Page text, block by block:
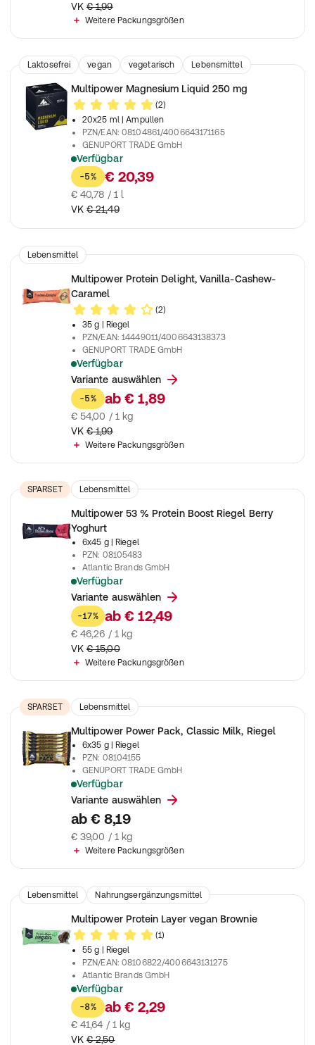
VK € 1,99
Weitere Packungsgrößen
Laktosefrei vegan vegetarisch
Lebensmittel
Nahrungsergänzungsmittel
Multipower Magnesium Liquid 250 mg
(2)
20x25 ml
| Ampullen
PZN/EAN:08104861/4006643171165
GENUPORT TRADE GmbH
Verfügbar
Mit einem hohen Gehalt an Magnesium Citrat
-5% € 20,39
€ 40,78 / 1 l
VK € 21,49
Lebensmittel
Multipower Protein Delight, Vanilla-Cashew-
Caramel
(2)
35 g
| Riegel
PZN/EAN:14449011/4006643138373
GENUPORT TRADE GmbH
Verfügbar
Leckerer Proteinsnack mit weichem Kern und echten Nuss-
Variante auswählen
-5% ab € 1,89
€ 54,00 / 1 kg
VK € 1,99
Weitere Packungsgrößen
SPARSET Lebensmittel
Multipower 53 % Protein Boost Riegel Berry
Yoghurt
6x45 g
| Riegel
PZN: 08105483
Atlantic Brands GmbH
Verfügbar
Proteinriegel mit Waldbeergeschmack
Variante auswählen
-17% ab € 12,49
€ 46,26 / 1 kg
VK € 15,00
Weitere Packungsgrößen
SPARSET
Lebensmittel
Nahrungsergänzungsmittel
Multipower Power Pack, Classic Milk, Riegel
6x35 g
| Riegel
PZN: 08104155
GENUPORT TRADE GmbH
Verfügbar
Mit Milchgeschmack
Variante auswählen
ab € 8,19
€ 39,00 / 1 kg
Weitere Packungsgrößen
Lebensmittel Nahrungsergänzungsmittel
Multipower Protein Layer vegan Brownie
(1)
55 g
| Riegel
PZN/EAN:08106822/4006643131275
Atlantic Brands GmbH
Verfügbar
Leckerer High Protein Riegel für den Muskelaufbau
-8% ab € 2,29
€ 41,64 / 1 kg
VK € 2,50